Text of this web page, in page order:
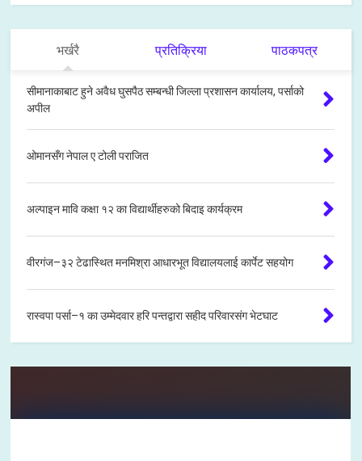
भर्खरै प्रतिक्रिया पाठकपत्र
सीमानाकाबाट हुने अवैध घुसपैठ सम्बन्धी जिल्ला प्रशासन कार्यालय, पर्साको
अपील
ओमानसँग नेपाल ए टोली पराजित
अल्पाइन मावि कक्षा १२ का विद्यार्थीहरुको बिदाइ कार्यक्रम
वीरगंज–३२ टेढास्थित मनमिश्रा आधारभूत विद्यालयलाई कार्पेट सहयोग
रास्वपा पर्सा–१ का उम्मेदवार हरि पन्तद्वारा सहीद परिवारसंग भेटघाट